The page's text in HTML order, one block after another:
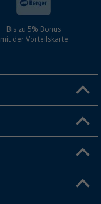
Bis zu 5% Bonus
mit der Vorteilskarte